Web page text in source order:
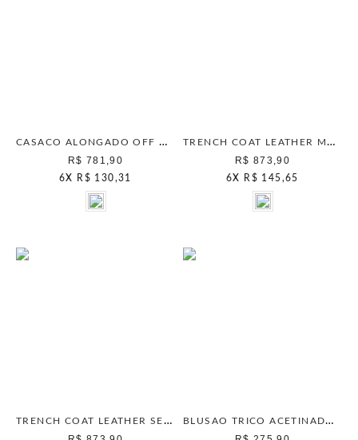
CASACO ALONGADO OFF WHITE
R$ 781,90
6X R$ 130,31
TRENCH COAT LEATHER MOCHA MOUSSE
R$ 873,90
6X R$ 145,65
TRENCH COAT LEATHER SEPIA
BLUSAO TRICO ACETINADO VERMELHO CHAMBERRY